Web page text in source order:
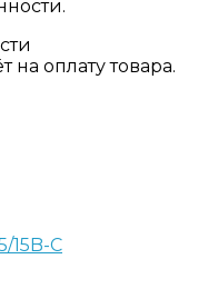
на оплату товара.
15B-C